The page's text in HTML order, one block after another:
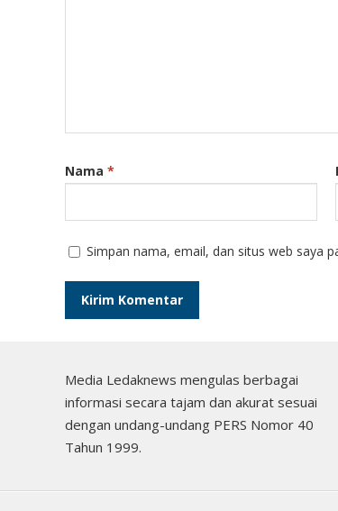
Nama *
Simpan nama, email, dan situs web saya
Media Ledaknews mengulas berbagai
informasi secara tajam dan akurat sesuai
dengan undang-undang PERS Nomor 40
Tahun 1999.